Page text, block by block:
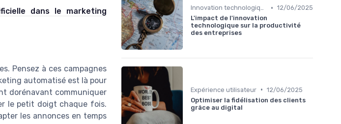
dans le marketing
Pensez à ces campagnes
automatisé est là pour
dorénavant communiquer
le petit doigt chaque fois.
les annonces en temps
Innovation technologique • 12/06/2025
L'impact de l'innovation
technologique sur la productivité
des entreprises
Expérience utilisateur • 12/06/2025
Optimiser la fidélisation des clients
grâce au digital